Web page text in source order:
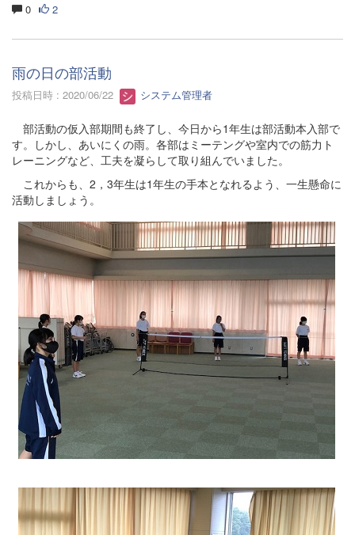
0 2
雨の日の部活動
投稿日時 : 2020/06/22 システム管理者
部活動の仮入部期間も終了し、今日から1年生は部活動本入部で
す。しかし、あいにくの雨。各部はミーテングや室内での筋力ト
レーニングなど、工夫を凝らして取り組んでいました。
これからも、2，3年生は1年生の手本となれるよう、一生懸命に
活動しましょう。